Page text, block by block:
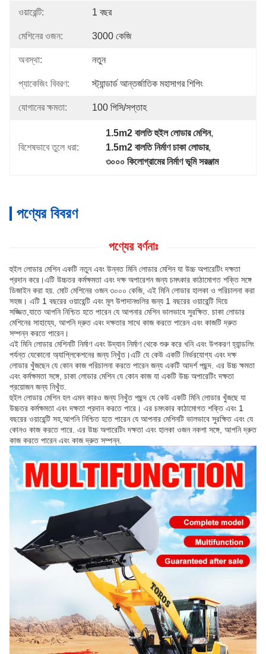
ওয়ারেন্টি: 1 বছর
মেশিনের ওজন: 3000 কেজি
অবস্থা: নতুন
প্যাকেজিং বিবরণ: স্ট্যান্ডার্ড আন্তর্জাতিক মহাসাগর শিপিং
যোগানের ক্ষমতা: 100 পিসি/সপ্তাহ
বিশেষভাবে তুলে ধরা:
1.5m2 বালতি হুইল লোডার মেশিন,
1.5m2 বালতি নির্মাণ চাকা লোডার,
৩০০০ কিলোগ্রামের নির্মাণ ভূমি সরঞ্জাম
পণ্যের বিবরণ
পণ্যের বর্ণনাঃ
হুইল লোডার মেশিন একটি নতুন এবং উন্নত মিনি লোডার মেশিন যা উচ্চ অপারেটিং দক্ষতা
প্রদান করে।এটি উচ্চতর কর্মক্ষমতা এবং দক্ষ অপারেশন জন্য চমৎকার কাঠামোগত শক্তি সঙ্গে
ডিজাইন করা হয়. মোট মেশিনের ওজন ৩০০০ কেজি, এই মিনি লোডার হালকা ও পরিচালনা করা
সহজ। এটি 1 বছরের ওয়ারেন্টি এবং মূল উপাদানগুলির জন্য 1 বছরের ওয়ারেন্টি দিয়ে
সজ্জিত,যাতে আপনি নিশ্চিত হতে পারেন যে আপনার মেশিন ভালভাবে সুরক্ষিত. চাকা লোডার
মেশিনের সাহায্যে, আপনি দ্রুত এবং দক্ষতার সাথে কাজ করতে পারেন এবং কাজটি দ্রুত
সম্পন্ন করতে পারেন।
এই মিনি লোডার মেশিনটি নির্মাণ এবং উদ্যান নির্মাণ থেকে শুরু করে খনি এবং উপকরণ হ্যান্ডলিং
পর্যন্ত যেকোনো অ্যাপ্লিকেশনের জন্য নিখুঁত।এটি যে কেউ একটি নির্ভরযোগ্য এবং দক্ষ
লোডার খুঁজছেন যে কোন কাজ পরিচালনা করতে পারেন জন্য একটি আদর্শ পছন্দ. এর উচ্চ ক্ষমতা
এবং কর্মক্ষমতা সঙ্গে, চাকা লোডার মেশিন যে কোন কাজ যা একটি উচ্চ অপারেটিং দক্ষতা
প্রয়োজন জন্য নিখুঁত.
হুইল লোডার মেশিন হল এমন কারও জন্য নিখুঁত পছন্দ যে কেউ একটি মিনি লোডার খুঁজছে যা
উচ্চতর কর্মক্ষমতা এবং দক্ষতা প্রদান করতে পারে। এর চমৎকার কাঠামোগত শক্তি এবং 1
বছরের ওয়ারেন্টি সহ,আপনি নিশ্চিত হতে পারেন যে আপনার মেশিনটি ভালভাবে সুরক্ষিত এবং যে
কোনও কাজ করতে পারে. এর উচ্চ অপারেটিং দক্ষতা এবং হালকা ওজন নকশা সঙ্গে, আপনি দ্রুত
কাজ করতে পারেন এবং কাজ দ্রুত সম্পন্ন.